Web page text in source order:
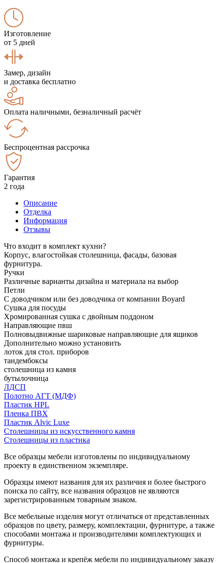
Изготовление
от 5 дней
Замер, дизайн
и доставка бесплатно
Оплата наличными, безналичный расчёт
Беспроцентная рассрочка
Гарантия
2 года
Описание
Отделка
Информация
Отзывы
Что входит в комплект кухни?
Корпус, влагостойкая столешница, фасады, базовая
фурнитура.
Ручки
Различные варианты дизайна и материала на выбор
Петли
С доводчиком или без доводчика от компании Boyard
Сушка для посуды
Хромированная сушка с двойным поддоном
Направляющие пвш
Полновыдвижные шариковые направляющие для ящиков
Дополнительно можно установить
лоток для стол. приборов
тандембоксы
столешница из камня
бутылочница
ЛДСП
Полотно АГТ (МДФ)
Пластик HPL
Пленка ПВХ
Пластик Alvic Luxe
Столешницы из искусственного камня
Столешницы из пластика
Все образцы мебели изготовлены по индивидуальному
проекту в единственном экземпляре.
Образцы имеют названия для их различия и более быстрого
поиска по сайту, все названия образцов не являются
зарегистрированным товарным знаком.
Все мебельные изделия могут отличаться от представленных
образцов по цвету, размеру, комплектации, фурнитуре, а также
способами монтажа и производителями комплектующих и
фурнитуры.
Способ монтажа и крепёж мебели по индивидуальному заказу